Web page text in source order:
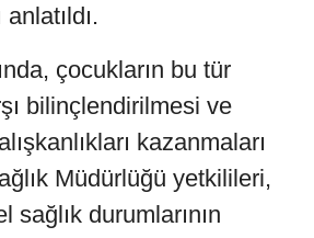
çocukların bu tür
bilinçlendirilmesi ve
kazanmaları
Müdürlüğü yetkilileri,
sağlık durumlarının